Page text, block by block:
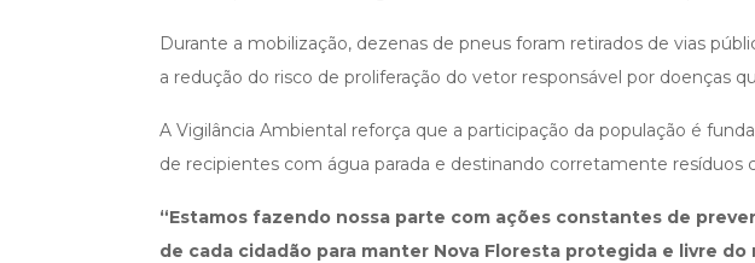
Durante a mobilização, dezenas de pneus foram retirados de vias
a redução do risco de proliferação do vetor responsável por doenças
A Vigilância Ambiental reforça que a participação da população é
de recipientes com água parada e destinando corretamente resíduos
“Estamos fazendo nossa parte com ações constantes de
de cada cidadão para manter Nova Floresta protegida e livre do